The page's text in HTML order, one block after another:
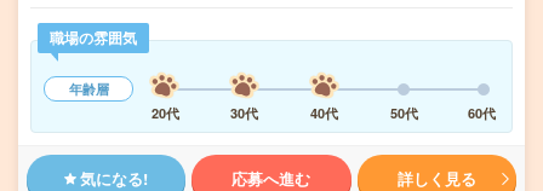
職場の雰囲気
年齢層
20代
30代 40代 50代 60代
気になる! 応募へ進む 詳しく見る